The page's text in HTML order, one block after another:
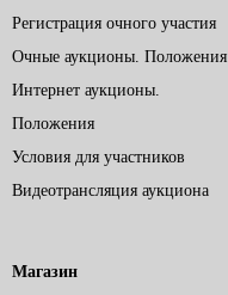
Регистрация очного участия
Очные аукционы. Положения
Интернет аукционы.
Положения
Условия для участников
Видеотрансляция аукциона
Магазин